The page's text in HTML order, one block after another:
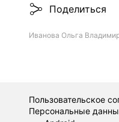
Поделиться
Иванова Ольга
Пользовательское
Персональные